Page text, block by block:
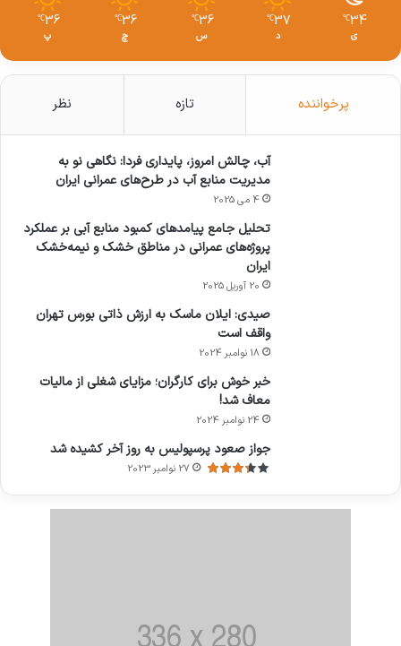
34
℃
ی
37
℃
د
36
℃
س
36
℃
چ
36
℃
پ
پرخواننده تازه نظر
آب، چالش امروز، پایداری فردا: نگاهی نو به
مدیریت منابع آب در طرح‌های عمرانی ایران
4 می 2025
تحلیل جامع پیامدهای کمبود منابع آبی بر عملکرد
پروژه‌های عمرانی در مناطق خشک و نیمه‌خشک
ایران
20 آوریل 2025
صیدی: ایلان ماسک به ارزش ذاتی بورس تهران
واقف است
18 نوامبر 2024
خبر خوش برای کارگران؛ مزایای شغلی از مالیات
معاف شد!
24 نوامبر 2024
جواز صعود پرسپولیس به روز آخر کشیده شد
27 نوامبر 2023